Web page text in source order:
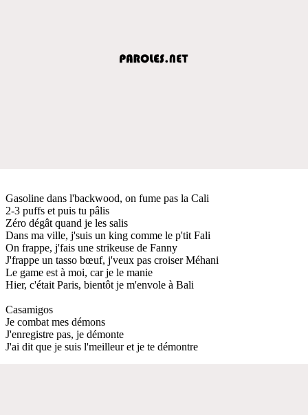
Gasoline dans l'backwood, on fume pas la Cali
2-3 puffs et puis tu pâlis
Zéro dégât quand je les salis
Dans ma ville, j'suis un king comme le p'tit Fali
On frappe, j'fais une strikeuse de Fanny
J'frappe un tasso bœuf, j'veux pas croiser Méhani
Le game est à moi, car je le manie
Hier, c'était Paris, bientôt je m'envole à Bali
Casamigos
Je combat mes démons
J'enregistre pas, je démonte
J'ai dit que je suis l'meilleur et je te démontre